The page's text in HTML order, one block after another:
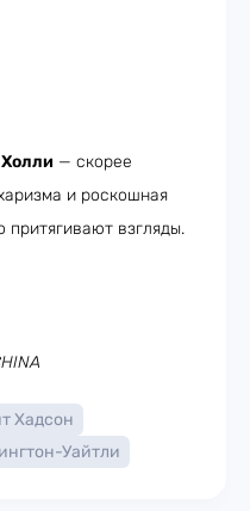
Холли — скорее
и роскошная
взгляды.
Хадсон
Уайтли